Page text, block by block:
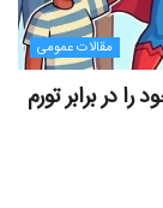
مقالات عمومی
در برابر تورم